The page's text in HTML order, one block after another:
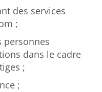
des services
;
personnes
dans le cadre
;
;